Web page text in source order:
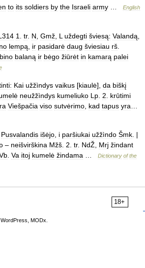
to its soldiers by the Israeli army
English
1 tr. N Gmž L uždegti šviesą: Valandą
lempą ir pasidarė daug šviesiau rš
balaną ir bėgo žiūrėt in kamarą palei
Kai užžìndys vaikus [kiaulė], da biškį
neužžìndys kumeliuko Lp 2
krūtimi
Viešpačia viso sutvėrimo kad tapus yra
Pusvalandis išėjo i paršiukai užžìndo Šmk . |
– neišvirškina Mžš 2 tr. NdŽ Mrj žindant
Va itoj kumelė žindama Dictionary of the
18+
WordPress, MODx.